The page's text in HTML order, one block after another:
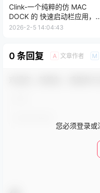
Clink-一个纯粹的仿 MAC
DOCK 的 快速启动栏应用，
巧简单，免费无广告
2026-2-5 14:04:43
0 条回复 A 文章作者 M
您必须登录或